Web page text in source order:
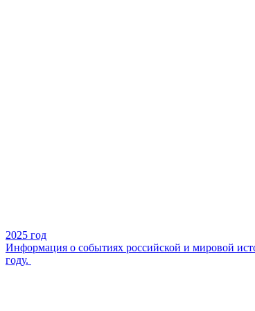
2025 год
Информация о событиях российской и мировой
году.